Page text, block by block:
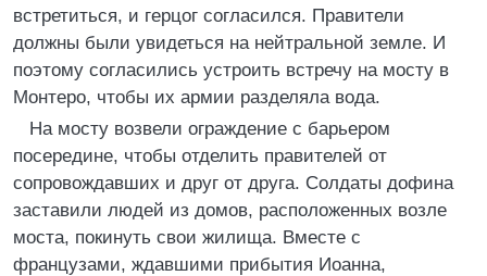
встретиться, и герцог согласился. Правители
должны были увидеться на нейтральной земле. И
поэтому согласились устроить встречу на мосту в
Монтеро, чтобы их армии разделяла вода.
На мосту возвели ограждение с барьером
посередине, чтобы отделить правителей от
сопровождавших и друг от друга. Солдаты дофина
заставили людей из домов, расположенных возле
моста, покинуть свои жилища. Вместе с
французами, ждавшими прибытия Иоанна,